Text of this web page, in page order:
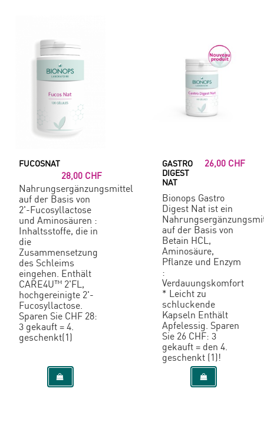
FUCOSNAT
28,00 CHF
Nahrungsergänzungsmittel
auf der Basis von
2'-Fucosyllactose
und Aminosäuren :
Inhaltsstoffe, die in
die
Zusammensetzung
des Schleims
eingehen. Enthält
CARE4U™ 2'FL,
hochgereinigte 2'-
Fucosyllactose.
Sparen Sie CHF 28:
3 gekauft = 4.
geschenkt(1)
GASTRO
DIGEST
NAT
26,00 CHF
Bionops Gastro
Digest Nat ist ein
auf der Basis von
Betain HCL,
Aminosäure,
Pflanze und Enzym
:
Verdauungskomfort
* Leicht zu
schluckende
Kapseln Enthält
Apfelessig. Sparen
Sie 26 CHF: 3
gekauft = den 4.
geschenkt (1)!